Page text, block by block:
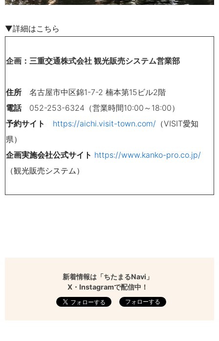
▼詳細はこちら
企画：三重交通株式会社 観光販売システム営業部
住所 名古屋市中区錦1-7-2 楠本第15ビル2階
電話 052-253-6324（営業時間10:00～18:00）
予約サイト https://aichi.visit-town.com/ （VISIT愛知
県）
企画実施会社公式サイト https://www.kanko-pro.co.jp/
（観光販売システム）
新着情報は「ちたまるNavi」
X・Instagramで配信中！
フォローする